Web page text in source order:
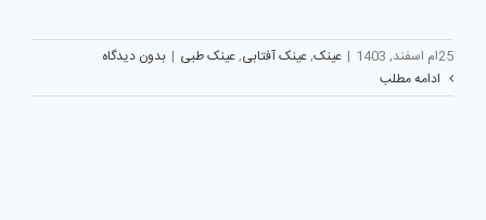
25ام اسفند, 1403 | عینک,عینک آفتابی,عینک طبی | بدون دیدگاه
ادامه مطلب